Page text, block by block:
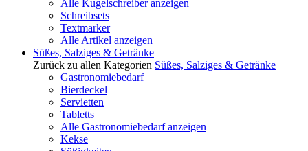
Alle Kugelschreiber anzeigen
Schreibsets
Textmarker
Alle Artikel anzeigen
Süßes, Salziges & Getränke
Zurück zu allen Kategorien Süßes, Salziges & Getränke
Gastronomiebedarf
Bierdeckel
Servietten
Tabletts
Alle Gastronomiebedarf anzeigen
Kekse